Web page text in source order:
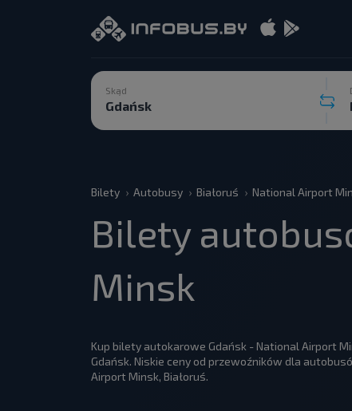
Skąd
Bilety Autobusy Białoruś National Airport
Bilety
Minsk
Kup bilety autokarowe Gdańsk - National Airport
Gdańsk. Niskie ceny od przewoźników dla
Airport Minsk, Białoruś.